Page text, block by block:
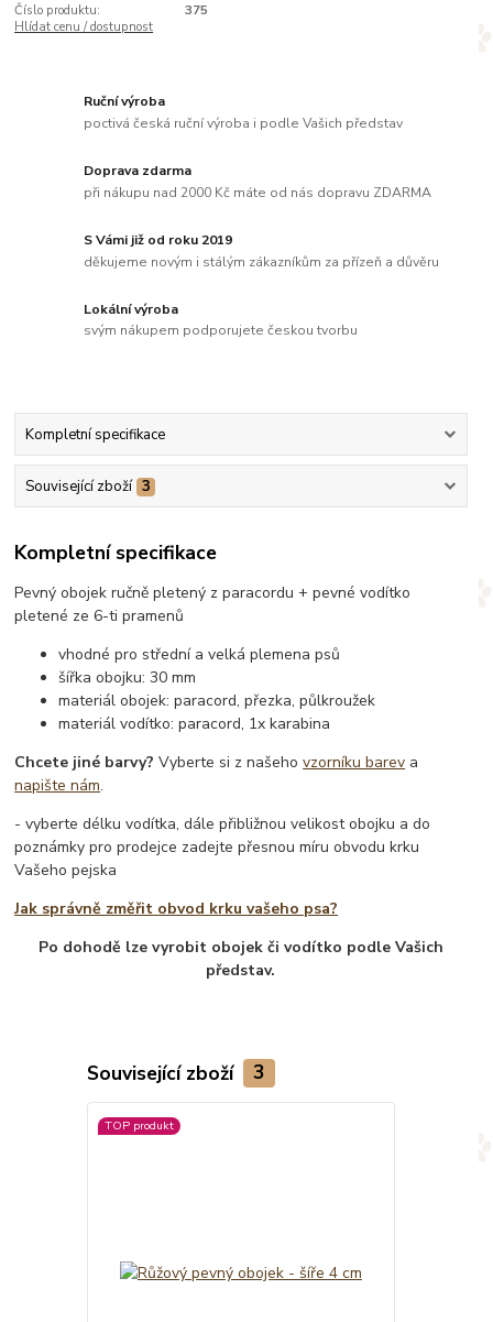
Číslo produktu:
375
Hlídat cenu / dostupnost
Ruční výroba
poctivá česká ruční výroba i podle Vašich představ
Doprava zdarma
při nákupu nad 2000 Kč máte od nás dopravu ZDARMA
S Vámi již od roku 2019
děkujeme novým i stálým zákazníkům za přízeň a důvěru
Lokální výroba
svým nákupem podporujete českou tvorbu
Kompletní specifikace
Související zboží 3
Kompletní specifikace
Pevný obojek ručně pletený z paracordu + pevné vodítko
pletené ze 6-ti pramenů
vhodné pro střední a velká plemena psů
šířka obojku: 30 mm
materiál obojek: paracord, přezka, půlkroužek
materiál vodítko: paracord, 1x karabina
Chcete jiné barvy? Vyberte si z našehovzorníku barev a
napište nám.
- vyberte délku vodítka, dále přibližnou velikost obojku a do
poznámky pro prodejce zadejte přesnou míru obvodu krku
Vašeho pejska
Jak správně změřit obvod krku vašeho psa?
Po dohodě lze vyrobit obojek či vodítko podle Vašich
představ.
Související zboží 3
TOP produkt